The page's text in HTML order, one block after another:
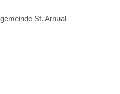
St. Arnual